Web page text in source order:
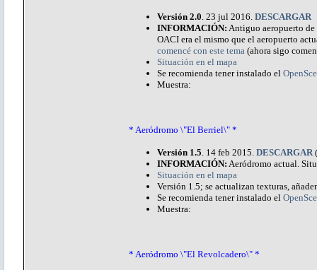
Versión 2.0 . 23 jul 2016. DESCARGAR
INFORMACIÓN: Antiguo aeropuerto
OACI era el mismo que el aeropuerto
comencé con este tema (ahora sigo
Situación en el mapa
Se recomienda tener instalado el
Muestra:
* Aeródromo \"El Berriel\" *
Versión 1.5 . 14 feb 2015. DESCARGAR
INFORMACIÓN: Aeródromo actual.
Situación en el mapa
Versión 1.5; se actualizan texturas,
Se recomienda tener instalado el
Muestra:
* Aeródromo \"El Revolcadero\" *